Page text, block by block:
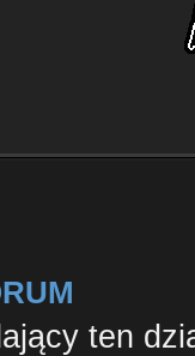
ten